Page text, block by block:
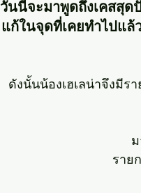
วันนี้จะมาพูดถึงเคสสุด
แก้ในจุดที่เคยทำไปแ
ดังนั้นน้องเฮเลน่าจึงมีร
ราย